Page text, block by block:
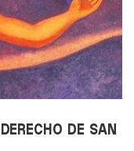
DE SAN